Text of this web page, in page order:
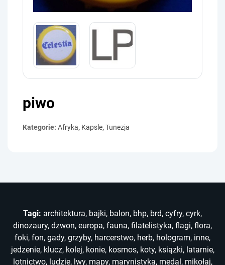
piwo
Kategorie: Afryka, Kapsle,Tunezja
Tagi: architektura, bajki, balon, bhp, brd, cyfry, cyrk,
dinozaury, dzwon, europa, fauna, filatelistyka, flagi, flora,
foki, fon, gady, grzyby, harcerstwo, herb, hologram, inne,
jedzenie, klucz, kolej, konie, kosmos, koty, ksiązki, latarnie,
lotnictwo, ludzie, lwy, mapy, marynistyka, medal, mikołaj,